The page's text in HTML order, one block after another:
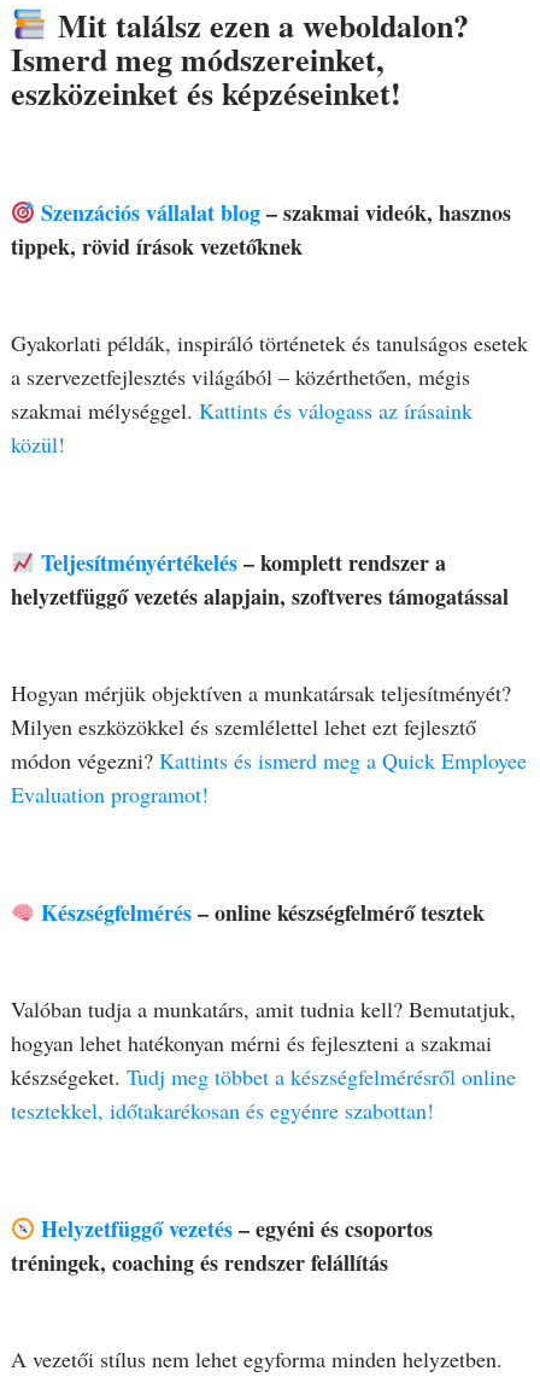
Mit találsz ezen a weboldalon?
Ismerd meg módszereinket,
eszközeinket és képzéseinket!
Szenzációs vállalat blog – szakmai videók, hasznos
tippek, rövid írások vezetőknek
Gyakorlati példák, inspiráló történetek és tanulságos esetek
a szervezetfejlesztés világából – közérthetően, mégis
szakmai mélységgel. Kattints és válogass az írásaink
közül!
Teljesítményértékelés– komplett rendszer a
helyzetfüggő vezetés alapjain, szoftveres támogatással
Hogyan mérjük objektíven a munkatársak teljesítményét?
Milyen eszközökkel és szemlélettel lehet ezt fejlesztő
módon végezni? Kattints és ismerd meg a Quick Employee
Evaluation programot!
Készségfelmérés – online készségfelmérő tesztek
Valóban tudja a munkatárs, amit tudnia kell? Bemutatjuk,
hogyan lehet hatékonyan mérni és fejleszteni a szakmai
készségeket. Tudj meg többet a készségfelmérésről online
tesztekkel, időtakarékosan és egyénre szabottan!
Helyzetfüggő vezetés – egyéni és csoportos
tréningek, coaching és rendszer felállítás
A vezetői stílus nem lehet egyforma minden helyzetben.